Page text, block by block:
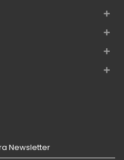
+
+
+
+
Newsletter